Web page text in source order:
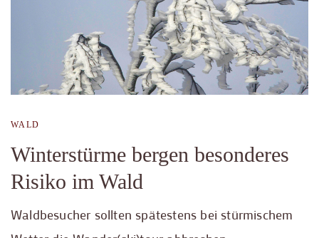
WALD
Winterstürme bergen besonderes
Risiko im Wald
Waldbesucher sollten spätestens bei stürmischem